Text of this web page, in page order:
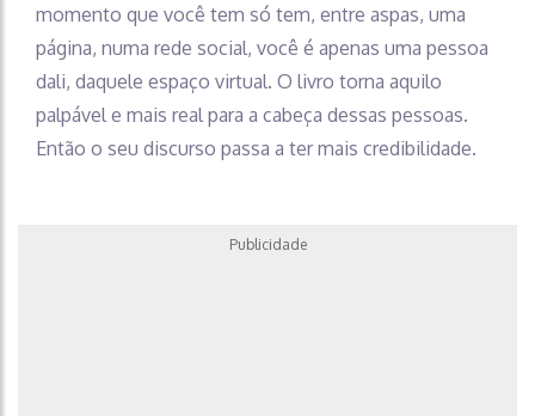
momento que você tem só tem, entre aspas, uma
página, numa rede social, você é apenas uma pessoa
dali, daquele espaço virtual. O livro torna aquilo
palpável e mais real para a cabeça dessas pessoas.
Então o seu discurso passa a ter mais credibilidade.
Publicidade